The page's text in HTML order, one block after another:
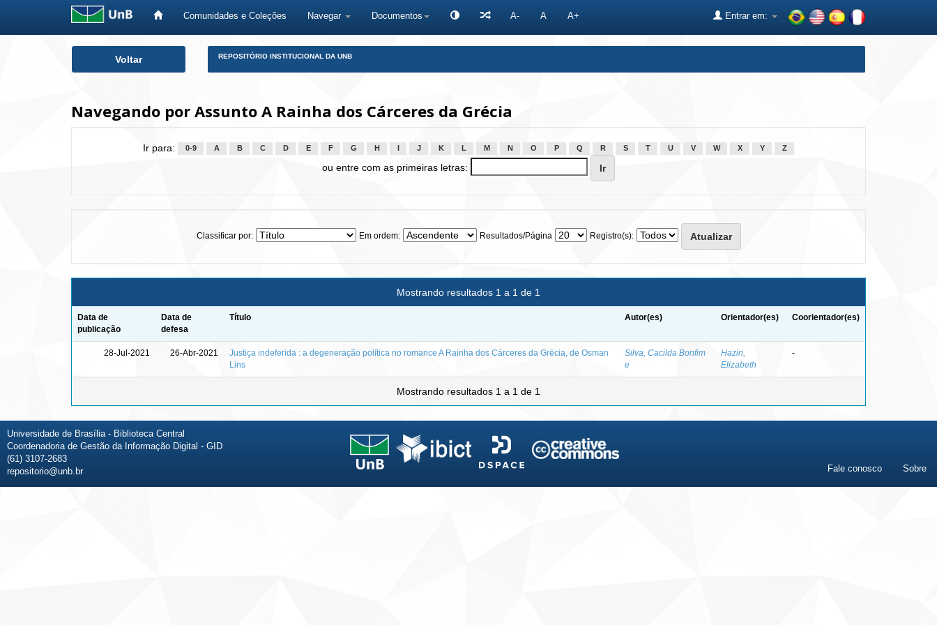
Comunidades e Coleções Navegar Documentos A- A A+ Entrar em:
Voltar REPOSITÓRIO INSTITUCIONAL DA UNB
Navegando por Assunto A Rainha dos Cárceres da Grécia
Ir para: 0-9 A B C D E F G H J K L M N O P Q R S T U V W X Y Z
ou entre com as primeiras letras:
Classificar por: Em ordem: Resultados/Página Registro(s):
Mostrando resultados 1 a 1 de 1
Data de
publicação
Data de
defesa
Título Autor(es) Orientador(es) Coorientador(es)
28-Jul-2021 26-Abr-2021
Justiça indeferida : a degeneração política no romance A Rainha dos Cárceres da Grécia, de Osman
Lins
Silva, Cacilda Bonfim
e
Hazin,
Elizabeth
-
Mostrando resultados 1 a 1 de 1
Universidade de Brasília - Biblioteca Central
Coordenadoria de Gestão da Informação Digital - GID
(61) 3107-2683
repositorio@unb.br
Fale conosco Sobre